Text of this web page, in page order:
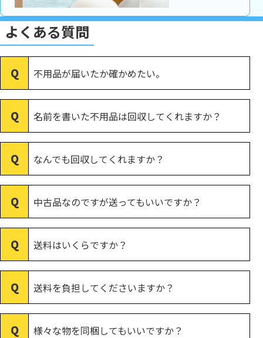
よくある質問
不用品が届いたか確かめたい。
名前を書いた不用品は回収してくれますか？
なんでも回収してくれますか？
中古品なのですが送ってもいいですか？
送料はいくらですか？
送料を負担してくださいますか？
様々な物を同梱してもいいですか？